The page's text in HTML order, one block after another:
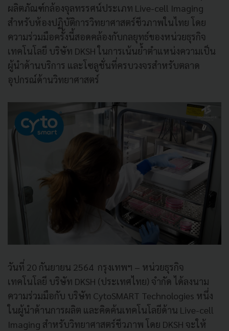
ผลิตภัณฑ์กล้องจุลทรรศน์ประเภท Live-cell Imaging
สำหรับห้องปฏิบัติการวิทยาศาสตร์ชีวภาพในไทย โดย
ความร่วมมือครั้งนี้สอดคล้องกับกลยุทธ์ของหน่วยธุรกิจ
เทคโนโลยี บริษัท DKSH ในการเน้นย้ำตำแหน่งความเป็น
ผู้นำด้านบริการ และโซลูชั่นที่ครบวงจรสำหรับตลาด
อุปกรณ์ด้านวิทยาศาสตร์
วันที่ 20 กันยายน 2564 กรุงเทพฯ – หน่วยธุรกิจ
เทคโนโลยี บริษัท DKSH (ประเทศไทย) จำกัด ได้ลงนาม
ความร่วมมือกับ บริษัท CytoSMART Technologies หนึ่ง
ในผู้นำด้านการผลิต และคิดค้นเทคโนโลยีด้าน Live-cell
Imaging สำหรับวิทยาศาสตร์ชีวภาพ โดย DKSH จะให้